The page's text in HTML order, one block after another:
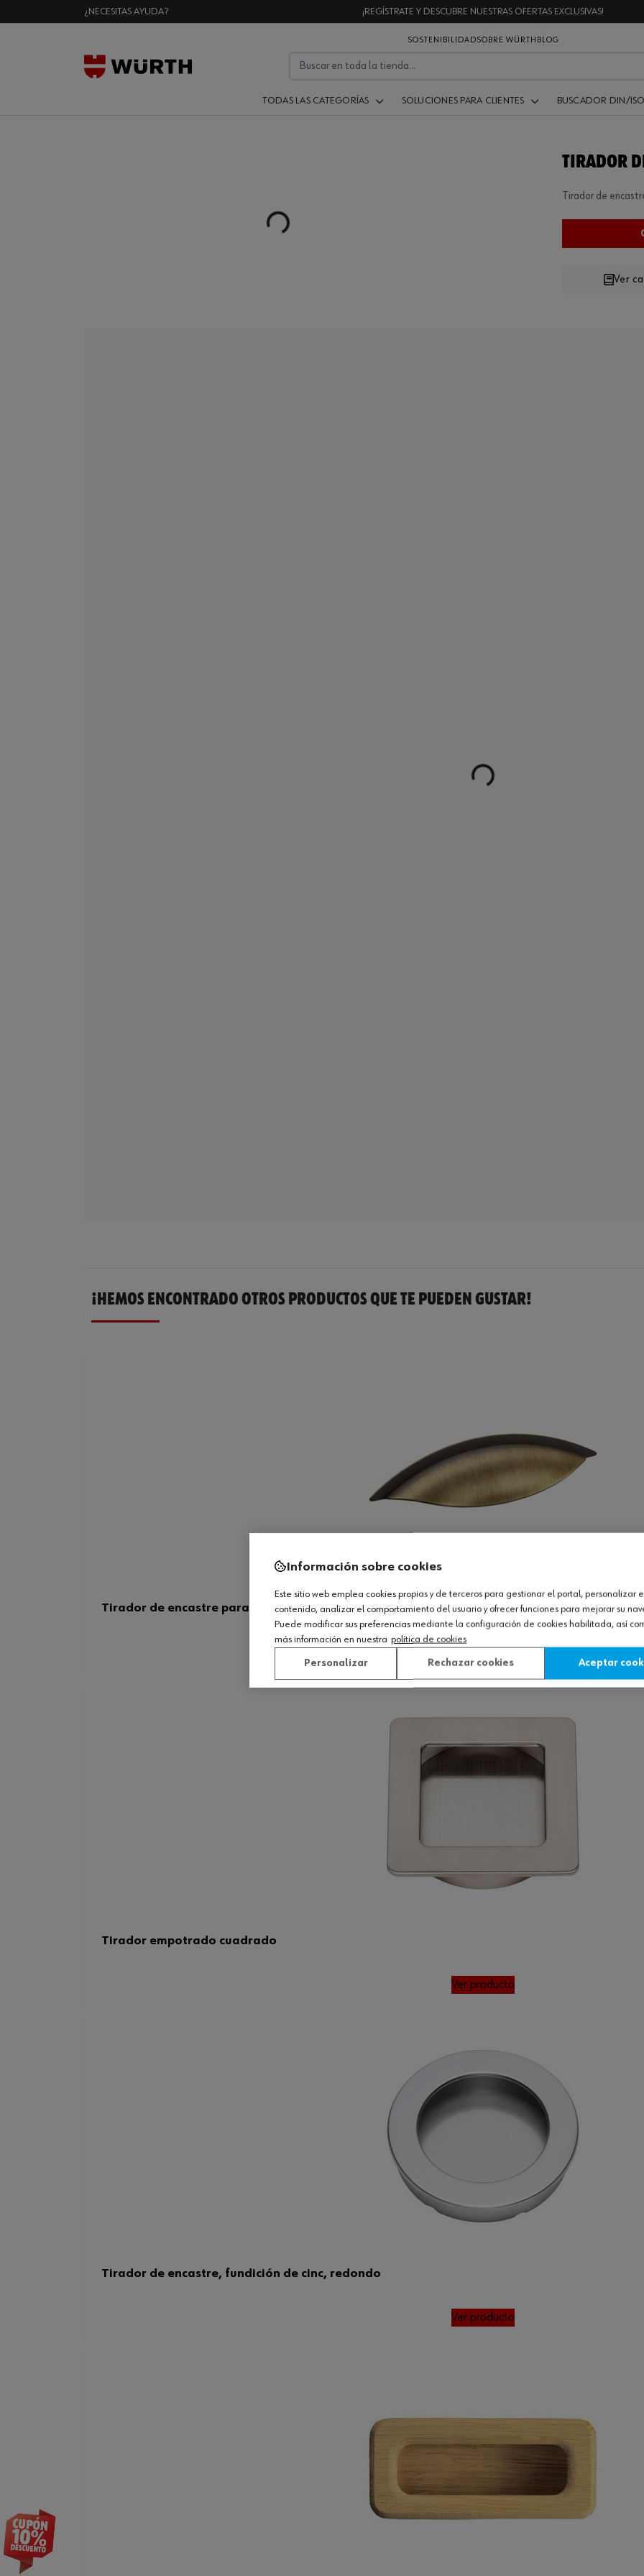
¿NECESITAS AYUDA? ¡REGÍSTRATE Y DESCUBRE NUESTRAS OFERTAS EXCLUSIVAS!
SOSTENIBILIDADSOBRE WÜRTH BLOG
TODAS LAS CATEGORÍAS SOLUCIONES PARA CLIENTES BUSCADOR DIN/ISO
Loading...
TIRADOR
Tirador de
Ver
¡HEMOS ENCONTRADO OTROS PRODUCTOS QUE TE PUEDEN GUSTAR!
Tirador de encastre para muebles MUG-ZD 4, antiguo
Ver producto
Tirador empotrado cuadrado
Ver producto
Tirador de encastre, fundición de cinc, redondo
Ver producto
Información sobre cookies
Este sitio web emplea cookies propias y de terceros para gestionar el portal, personalizar
contenido, analizar el comportamiento del usuario y ofrecer funciones para mejorar su
Puede modificar sus preferencias mediante la configuración de cookies habilitada, así
más información en nuestra política de cookies
Personalizar Rechazar cookies Aceptar